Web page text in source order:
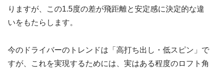
りますが、この1.5度の差が飛距離と安定感に決定的な違
いをもたらします。
今のドライバーのトレンドは「高打ち出し・低スピン」で
すが、これを実現するためには、実はある程度のロフト角